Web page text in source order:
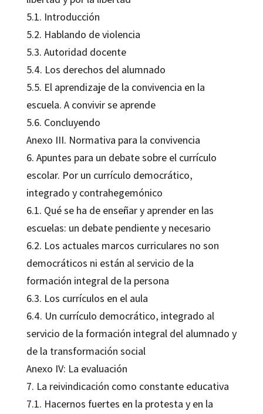
5.1. Introducción
5.2. Hablando de violencia
5.3. Autoridad docente
5.4. Los derechos del alumnado
5.5. El aprendizaje de la convivencia en la
escuela. A convivir se aprende
5.6. Concluyendo
Anexo III. Normativa para la convivencia
6. Apuntes para un debate sobre el currículo
escolar. Por un currículo democrático,
integrado y contrahegemónico
6.1. Qué se ha de enseñar y aprender en las
escuelas: un debate pendiente y necesario
6.2. Los actuales marcos curriculares no son
democráticos ni están al servicio de la
formación integral de la persona
6.3. Los currículos en el aula
6.4. Un currículo democrático, integrado al
servicio de la formación integral del alumnado y
de la transformación social
Anexo IV: La evaluación
7. La reivindicación como constante educativa
7.1. Hacernos fuertes en la protesta y en la